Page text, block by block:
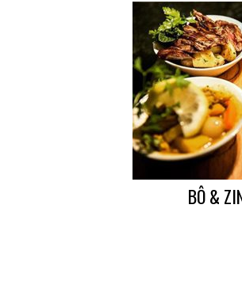
BÔ &